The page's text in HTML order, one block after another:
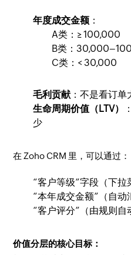
年度成交金额 ：
A类：≥ 100,000
B类：
C类：< 30,000
毛利贡献 ：不是看订
生命周期价值（LTV）
少
在 Zoho CRM 里，可以通过：
“客户等级”字段（下拉
“本年成交金额”（自动
“客户评分”（由规则自
价值分层的核心目标：